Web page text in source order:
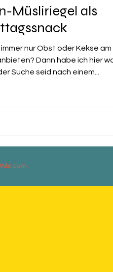
Müsliriegel als
nur Obst oder Kekse am
Dann habe ich hier
Suche seid nach einem...
Wix.com